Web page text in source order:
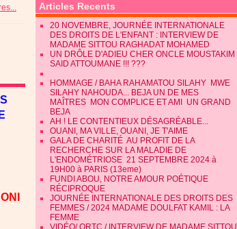
Articles Recents
20 NOVEMBRE, JOURNÉE INTERNATIONALE
DES DROITS DE L'ENFANT : INTERVIEW DE
MADAME SITTOU RAGHADAT MOHAMED
UN DRÔLE D'ADIEU CHER ONCLE MOUSTAKIM
SAID ATTOUMANE !!! ???
HOMMAGE / BAHA RAHAMATOU SILAHY MWE
SILAHY NAHOUDA... BEJA UN DE MES
MAÎTRES MON COMPLICE ET AMI UN GRAND
BEJA
AH ! LE CONTENTIEUX DÉSAGRÉABLE...
OUANI, MA VILLE, OUANI, JE T'AIME
GALA DE CHARITÉ AU PROFIT DE LA
RECHERCHE SUR LA MALADIE DE
L'ENDOMÉTRIOSE 21 SEPTEMBRE 2024 à
19H00 à PARIS (13eme)
FUNDI ABOU, NOTRE AMOUR POÉTIQUE
RÉCIPROQUE
JOURNÉE INTERNATIONALE DES DROITS DES
FEMMES / 2024 MADAME DOULFAT KAMIL : LA
FEMME
VIDÉO/ ORTC / INTERVIEW DE MADAME SITTOU